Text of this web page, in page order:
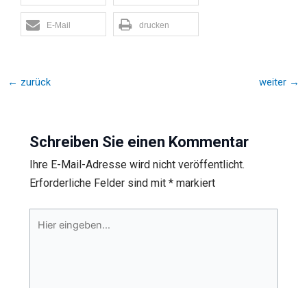
E-Mail drucken
← zurück weiter →
Schreiben Sie einen Kommentar
Ihre E-Mail-Adresse wird nicht veröffentlicht.
Erforderliche Felder sind mit *markiert